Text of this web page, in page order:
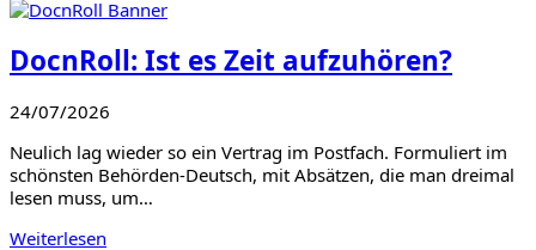
DocnRoll: Ist es Zeit aufzuhören?
24/07/2026
Neulich lag wieder so ein Vertrag im Postfach. Formuliert im
schönsten Behörden-Deutsch, mit Absätzen, die man dreimal
lesen muss, um…
Weiterlesen